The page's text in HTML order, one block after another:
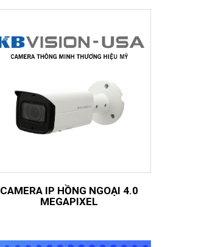
CAMERA IP HỒNG NGOẠI 4.0
MEGAPIXEL